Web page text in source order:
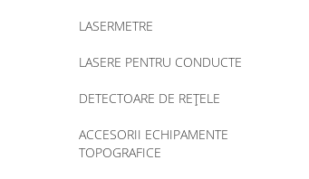
LASERMETRE
LASERE PENTRU CONDUCTE
DETECTOARE DE REȚELE
ACCESORII ECHIPAMENTE
TOPOGRAFICE